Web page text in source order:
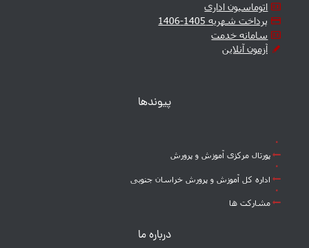
اتوماسیون اداری
پرداخت شهریه 1405-1406
سامانه خدمت
آزمون آنلاین
پیوندها
پورتال مرکزی آموزش و پرورش
اداره کل آموزش و پرورش خراسان جنوبی
مشارکت ها
درباره ما